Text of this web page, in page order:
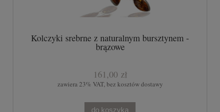
Kolczyki srebrne z naturalnym bursztynem -
brązowe
161,00 zł
zawiera 23% VAT, bez kosztów dostawy
do koszyka